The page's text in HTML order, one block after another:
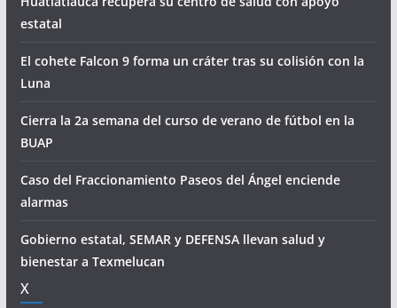
estatal
El cohete Falcon 9 forma un cráter tras su colisión con la
Luna
Cierra la 2a semana del curso de verano de fútbol en la
BUAP
Caso del Fraccionamiento Paseos del Ángel enciende
alarmas
Gobierno estatal, SEMAR y DEFENSA llevan salud y
bienestar a Texmelucan
X